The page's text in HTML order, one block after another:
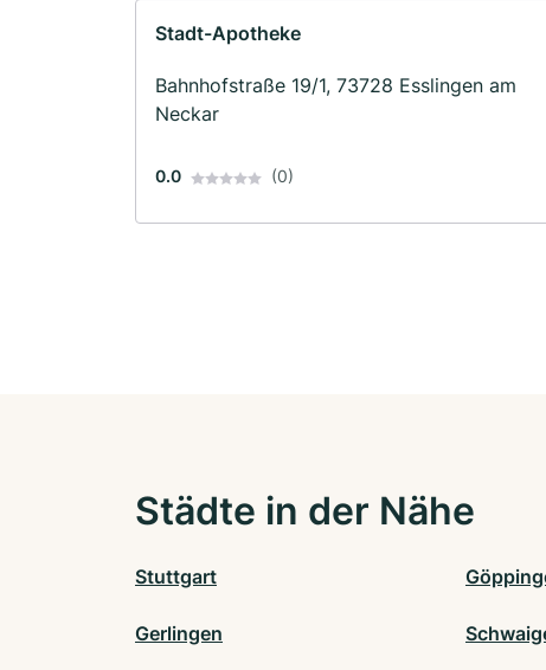
Stadt-Apotheke
Bahnhofstraße 19/1, 73728 Esslingen am
Neckar
0.0 (0)
Städte in der Nähe
Stuttgart
Gerlingen